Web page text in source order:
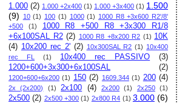
1.000 (2) 1.000 +2x400 (1) 1.000 +3x400 (1) 1.500
(9)
10 (1) 100 (1) 1000 (1) 1000 R8 +3x600 R2'/8'
+500
(1)
1000 R8 +500 R8 +3x300 R1/8
+6x100SAL R2 (2) 1000 R8 +8x200 R2 (1) 10K
(4) 10x200 rec 2' (2) 10x300SAL R2 (1) 10x400
rec FL
(1) 10x400 rec PASSIVO
(3)
1200+600+3x300+6x100SAL
(2)
1200+600+6x200 (1) 150 (2) 1609.344 (1) 200 (4)
2x (2x200) (1) 2x100 (4) 2x200 (1) 2x250 (1)
2x500 (2) 2x500 +300 (1) 2x800 R4 (1) 3.000 (6)